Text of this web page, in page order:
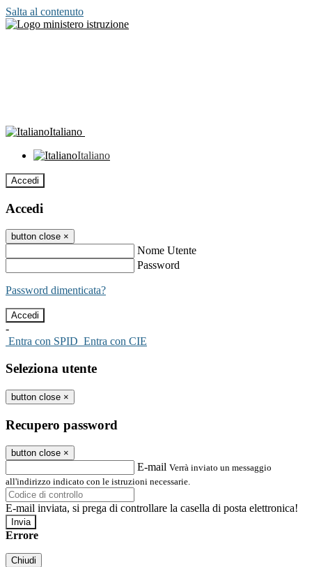
Salta al contenuto
Italiano
Italiano
Accedi
Accedi
button close ×
Nome Utente
Password
Password dimenticata?
-
Entra con SPID Entra con CIE
Seleziona utente
button close ×
Recupero password
button close ×
E-mail Verrà inviato un messaggio
all'indirizzo indicato con le istruzioni necessarie.
E-mail inviata, si prega di controllare la casella di posta elettronica!
Errore
Chiudi